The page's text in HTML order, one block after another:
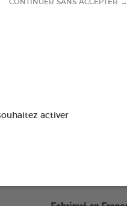
activer
CONTINUER SANS ACCEPTER →
LES + PRODUITS